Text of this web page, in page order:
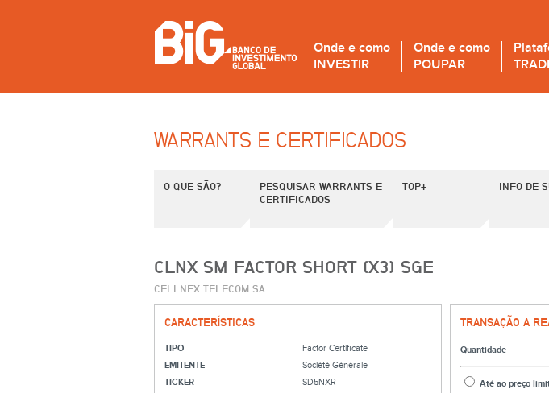
Onde e como
INVESTIR
Onde e como
POUPAR
WARRANTS E CERTIFICADOS
O QUE SÃO?
PESQUISAR WARRANTS E
CERTIFICADOS
TOP+ INFO DE
CLNX SM FACTOR SHORT (X3) SGE
CELLNEX TELECOM SA
CARACTERÍSTICAS
TIPO
Factor Certificate
EMITENTE
Société Générale
TICKER
SD5NXR
TRANSAÇÃO A
Quantidade
Até ao preço